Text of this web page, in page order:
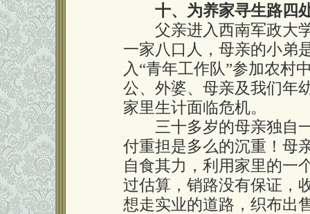
十、为养家寻生路四
父亲进入西南军政大学
一家八口人，母亲的小弟
入“青年工作队”参加农村
公、外婆、母亲及我们年
家里生计面临危机。
三十多岁的母亲独自一
付重担是多么的沉重！母
自食其力，利用家里的一
过估算，销路没有保证，
想走实业的道路，织布出